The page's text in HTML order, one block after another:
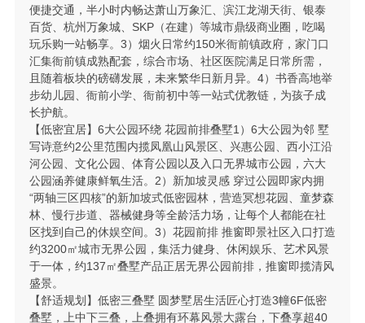
便捷交通，半小时内畅达萧山万象汇、滨江龙湖天街、银泰
百货、杭州万象城、SKP（在建）等城市鼎级商业圈，吃喝
玩乐购一站畅享。3）烟火日常约150米衙前镇政府，家门口
汇集衙前镇成熟配套，综合市场、社区医院满足日常所需，
且随着板块的磅礴发展，未来繁华日新月异。4）书香高地举
步幼儿园、衙前小学、衙前初中等一站式优教链，为孩子成
长护航。
【低密宜居】6大公园环绕 花园前排叠墅1）6大公园为邻 墅
写诗意约2公里范围内揽凤凰山风景区、兴惠公园、西小江沿
河公园、文化公园、体育公园以及入口无界城市公园，六大
公园涵养健康鲜氧生活。2）新加坡灵感 穿过公园即家内拥
“两轴三区四核”的新加坡式低密园林，营造冥想花园、童梦森
林、慢行步道、器械健身等全龄活力场，让每个人都能在社
区找到自己的休娱空间。3）花园前排 推窗即景社区入口打造
约3200㎡城市无界公园，集活力健身、休闲娱乐、艺术风景
于一体，约137㎡叠墅产品正居无界公园前排，推窗即揽清风
盛景。
【舒适规划】低密三叠墅 圆梦墅居生活匠心打造3幢6F低密
叠墅，上中下三叠，上叠拥有环幕风景大露台，下叠享超40